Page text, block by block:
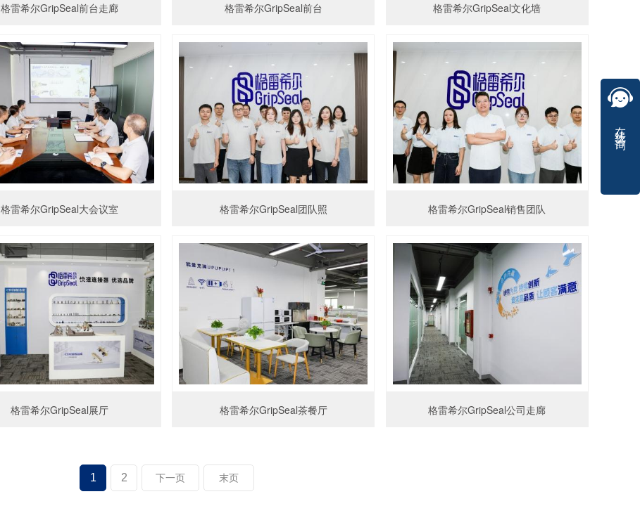
格雷希尔GripSeal前台走廊 格雷希尔GripSeal前台 格雷希尔GripSeal文化墙
格雷希尔GripSeal大会议室 格雷希尔GripSeal团队照 格雷希尔GripSeal销售团队
格雷希尔GripSeal展厅 格雷希尔GripSeal茶餐厅 格雷希尔GripSeal公司走廊
1 2 下一页 末页
在线咨询